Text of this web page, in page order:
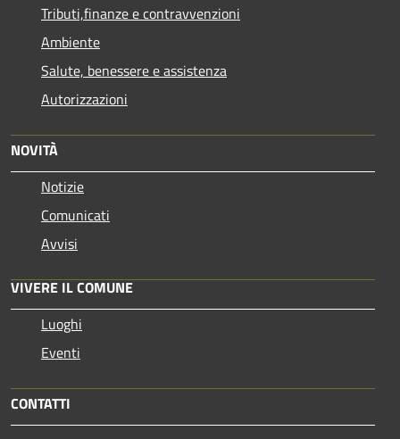
Tributi,finanze e contravvenzioni
Ambiente
Salute, benessere e assistenza
Autorizzazioni
NOVITÀ
Notizie
Comunicati
Avvisi
VIVERE IL COMUNE
Luoghi
Eventi
CONTATTI